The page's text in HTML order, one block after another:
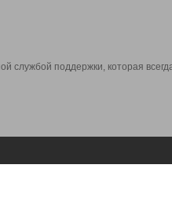
службой поддержки, которая